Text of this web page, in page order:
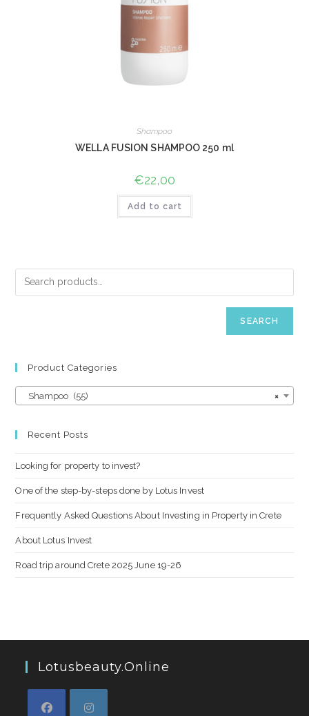
Shampoo
WELLA FUSION SHAMPOO 250 ml
€22,00
Add to cart
SEARCH
Product Categories
×
Shampoo (55)
Recent Posts
Looking for property to invest?
One of the step-by-steps done by Lotus Invest
Frequently Asked Questions About Investing in Property in Crete
About Lotus Invest
Road trip around Crete 2025 June 19-26
Lotusbeauty.online